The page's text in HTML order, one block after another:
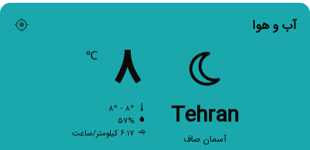
آب و هوا
Tehran
آسمان صاف
۸ ℃
۵۷%
۶.۱۷ کیلومتر/ساعت